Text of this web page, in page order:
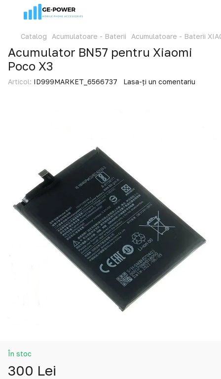
Catalog Acumulatoare - Baterii Acumulatoare - Baterii
Acumulator BN57 pentru Xiaomi
Poco X3
Articol: ID999MARKET_6566737 Lasa-ți un comentariu
În stoc
300 Lei